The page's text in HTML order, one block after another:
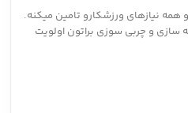
نیازهای ورزشکارو تامین میکنه.
و چربی سوزی براتون اولویت